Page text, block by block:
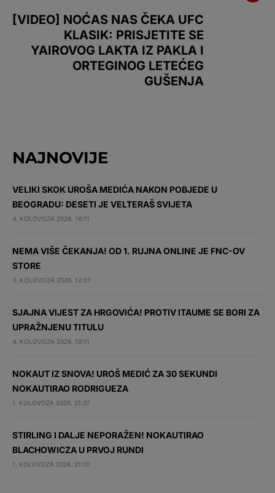
[VIDEO] NOĆAS NAS ČEKA UFC
KLASIK: PRISJETITE SE
YAIROVOG LAKTA IZ PAKLA I
ORTEGINOG LETEĆEG
GUŠENJA
NAJNOVIJE
VELIKI SKOK UROŠA MEDIĆA NAKON POBJEDE U
BEOGRADU: DESETI JE VELTERAŠ SVIJETA
4. KOLOVOZA 2026. 16:11
NEMA VIŠE ČEKANJA! OD 1. RUJNA ONLINE JE FNC-OV
STORE
4. KOLOVOZA 2026. 12:07
SJAJNA VIJEST ZA HRGOVIĆA! PROTIV ITAUME SE BORI ZA
UPRAŽNJENU TITULU
4. KOLOVOZA 2026. 10:11
NOKAUT IZ SNOVA! UROŠ MEDIĆ ZA 30 SEKUNDI
NOKAUTIRAO RODRIGUEZA
1. KOLOVOZA 2026. 21:37
STIRLING I DALJE NEPORAŽEN! NOKAUTIRAO
BLACHOWICZA U PRVOJ RUNDI
1. KOLOVOZA 2026. 21:10